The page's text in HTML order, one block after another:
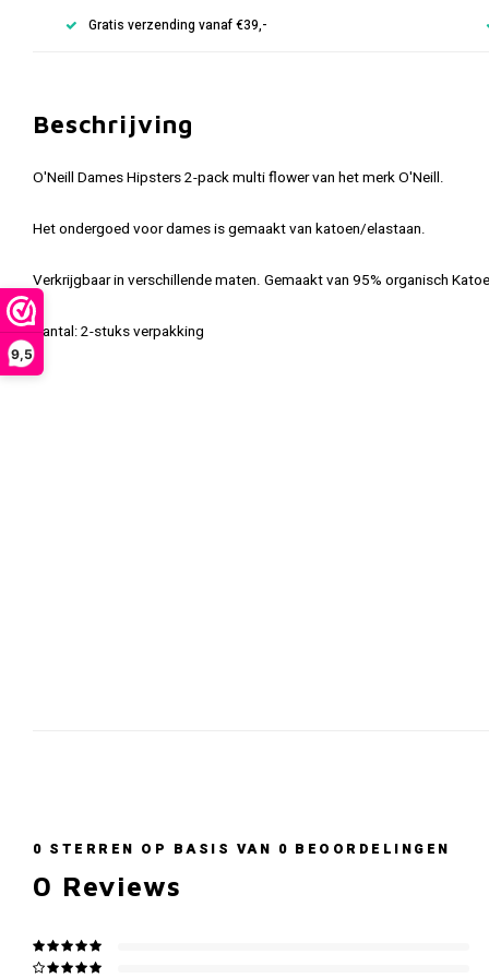
9,5
Gratis verzending vanaf €39,-
Beschrijving
O'Neill Dames Hipsters 2-pack multi flower van het merk O'Neill.
Het ondergoed voor dames is gemaakt van katoen/elastaan.
Verkrijgbaar in verschillende maten. Gemaakt van 95% organisch
Aantal: 2-stuks verpakking
0 STERREN OP BASIS VAN 0 BEOORDELINGEN
0 Reviews